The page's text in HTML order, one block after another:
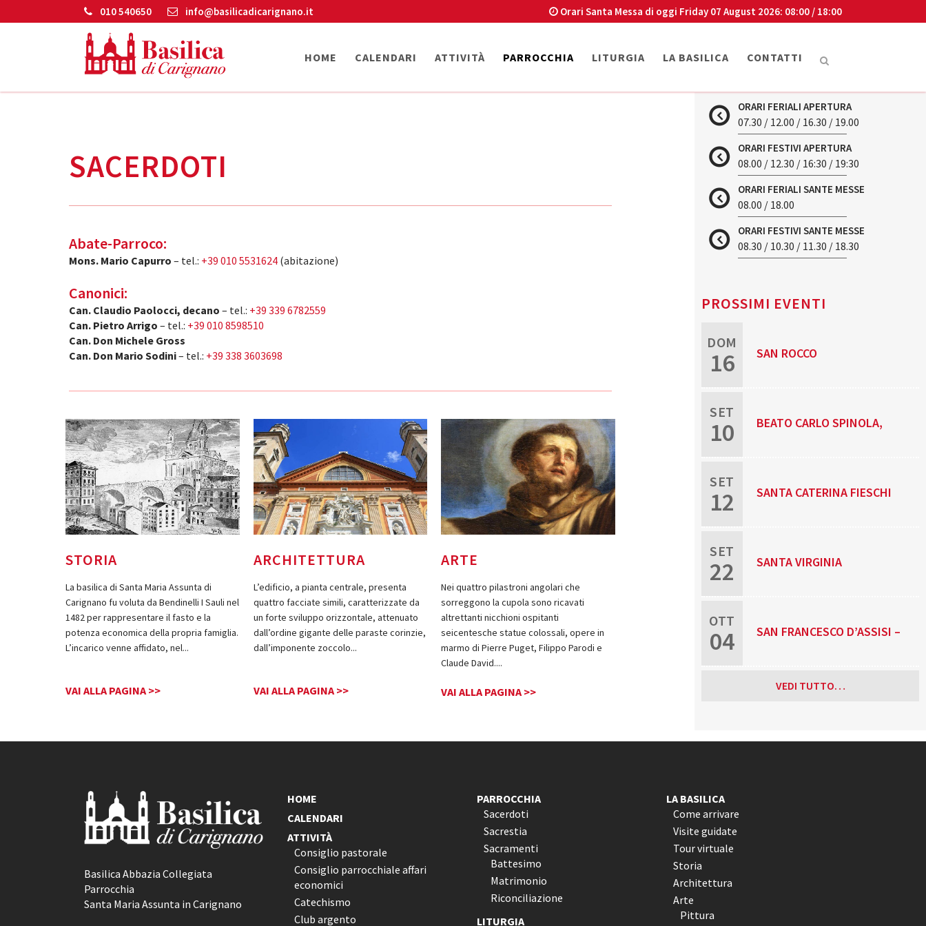
010 540650 info@basilicadicarignano.it Orari Santa Messa di oggi Friday 07 August 2026: 08:00 / 18:00
HOME CALENDARI ATTIVITÀ PARROCCHIA LITURGIA LA BASILICA CONTATTI
SACERDOTI
Abate-Parroco:
Mons. Mario Capurro – tel.: +39 010 5531624 (abitazione)
Canonici:
Can. Claudio Paolocci, decano – tel.: +39 339 6782559
Can. Pietro Arrigo – tel.: +39 010 8598510
Can. Don Michele Gross
Can. Don Mario Sodini– tel.: +39 338 3603698
STORIA
La basilica di Santa Maria Assunta di
Carignano fu voluta da Bendinelli I Sauli nel
1482 per rappresentare il fasto e la
potenza economica della propria famiglia.
L’incarico venne affidato, nel...
VAI ALLA PAGINA >>
ARCHITETTURA
L’edificio, a pianta centrale, presenta
quattro facciate simili, caratterizzate da
un forte sviluppo orizzontale, attenuato
dall’ordine gigante delle paraste corinzie,
dall’imponente zoccolo...
VAI ALLA PAGINA >>
ARTE
Nei quattro pilastroni angolari che
sorreggono la cupola sono ricavati
altrettanti nicchioni ospitanti
seicentesche statue colossali, opere in
marmo di Pierre Puget, Filippo Parodi e
Claude David....
VAI ALLA PAGINA >>
ORARI FERIALI APERTURA
07.30 / 12.00 / 16.30 / 19.00
ORARI FESTIVI APERTURA
08.00 / 12.30 / 16:30 / 19:30
ORARI FERIALI SANTE MESSE
08.00 / 18.00
ORARI FESTIVI SANTE MESSE
08.30 / 10.30 / 11.30 / 18.30
PROSSIMI EVENTI
DOM
16 SAN ROCCO
SET
10 BEATO CARLO SPINOLA,
SET
12 SANTA CATERINA FIESCHI
SET
22 SANTA VIRGINIA
OTT
04 SAN FRANCESCO D’ASSISI –
PATRONO D’ITALIA
VEDI TUTTO…
Basilica Abbazia Collegiata
Parrocchia
Santa Maria Assunta in Carignano
HOME
CALENDARI
ATTIVITÀ
Consiglio pastorale
Consiglio parrocchiale affari
economici
Catechismo
Club argento
PARROCCHIA
Sacerdoti
Sacrestia
Sacramenti
Battesimo
Matrimonio
Riconciliazione
LITURGIA
LA BASILICA
Come arrivare
Visite guidate
Tour virtuale
Storia
Architettura
Arte
Pittura